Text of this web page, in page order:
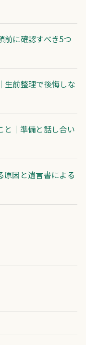
前に確認すべき5つ
生前整理で後悔しな
と｜準備と話し合い
原因と遺言書による